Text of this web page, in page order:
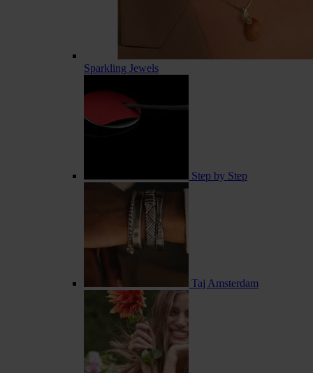
Sparkling Jewels
Step by Step
Taj Amsterdam